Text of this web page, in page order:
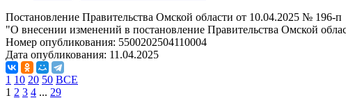
Постановление Правительства Омской области от 10.04.2025 № 196-п
"О внесении изменений в постановление Правительства Омской
Номер опубликования: 5500202504110004
Дата опубликования: 11.04.2025
1 10 20 50 ВСЕ
1 2 3 4 ... 29